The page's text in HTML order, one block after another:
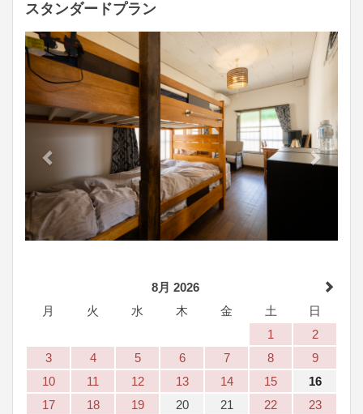
スタンダードプラン
Previous Next
8月 2026
月
火 水 木 金 土
日
1
2
3
4 5 6 7 8
9
10
11 12 13 14 15
16
17
18 19 20 21 22
23